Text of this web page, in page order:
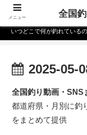
いつどこで何が釣れている
2025-05-
全国釣り動画・SNS
都道府県・月別に釣
をまとめて提供
メニュー 全国